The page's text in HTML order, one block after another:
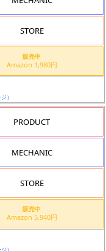
STORE
販売中
Amazon 1,980円
）
PRODUCT
MECHANIC
STORE
販売中
Amazon 5,940円